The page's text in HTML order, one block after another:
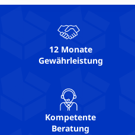
12 Monate
Gewährleistung
Kompetente
Beratung